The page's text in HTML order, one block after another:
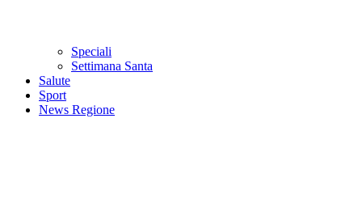
Speciali
Settimana Santa
Salute
Sport
News Regione